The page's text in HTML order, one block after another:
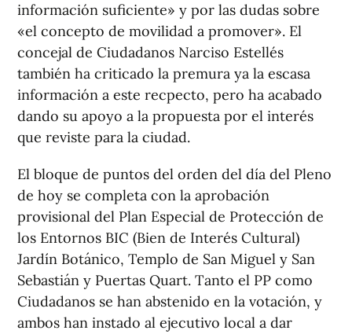
información suficiente» y por las dudas sobre
«el concepto de movilidad a promover». El
concejal de Ciudadanos Narciso Estellés
también ha criticado la premura ya la escasa
información a este recpecto, pero ha acabado
dando su apoyo a la propuesta por el interés
que reviste para la ciudad.
El bloque de puntos del orden del día del Pleno
de hoy se completa con la aprobación
provisional del Plan Especial de Protección de
los Entornos BIC (Bien de Interés Cultural)
Jardín Botánico, Templo de San Miguel y San
Sebastián y Puertas Quart. Tanto el PP como
Ciudadanos se han abstenido en la votación, y
ambos han instado al ejecutivo local a dar